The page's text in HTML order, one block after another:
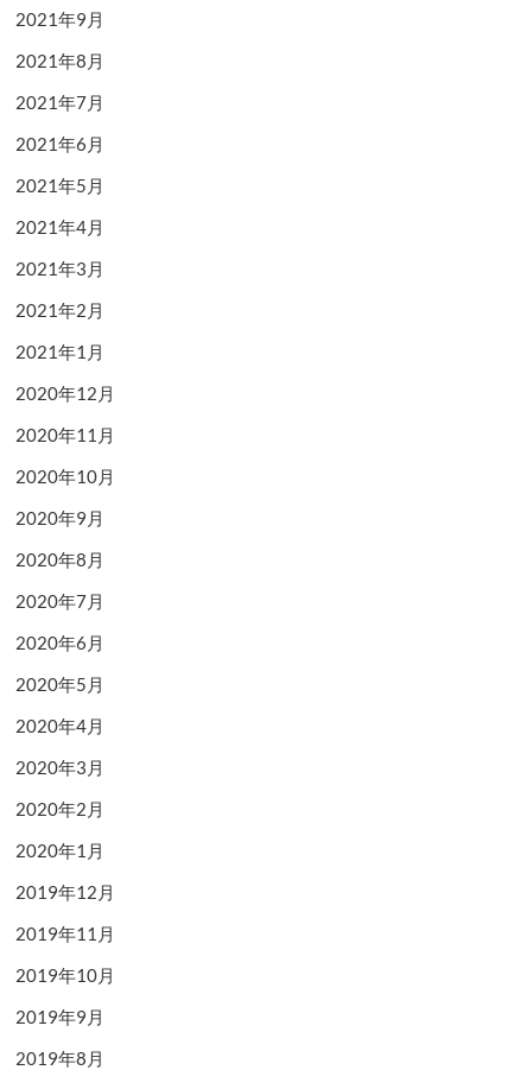
2021年9月
2021年8月
2021年7月
2021年6月
2021年5月
2021年4月
2021年3月
2021年2月
2021年1月
2020年12月
2020年11月
2020年10月
2020年9月
2020年8月
2020年7月
2020年6月
2020年5月
2020年4月
2020年3月
2020年2月
2020年1月
2019年12月
2019年11月
2019年10月
2019年9月
2019年8月